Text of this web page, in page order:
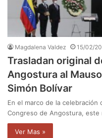
Magdalena Valdez 15/02/
Trasladan original
Angostura al
Simón Bolívar
En el marco de la
Congreso de Angostura,
Ver Mas »